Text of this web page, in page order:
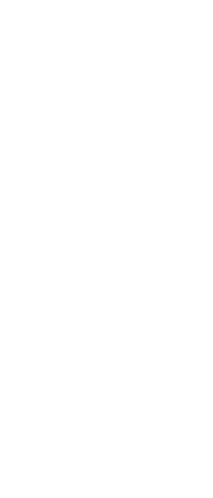
变量后边方便引用